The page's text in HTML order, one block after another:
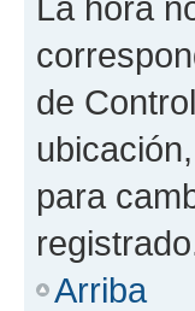
de
para
Arriba